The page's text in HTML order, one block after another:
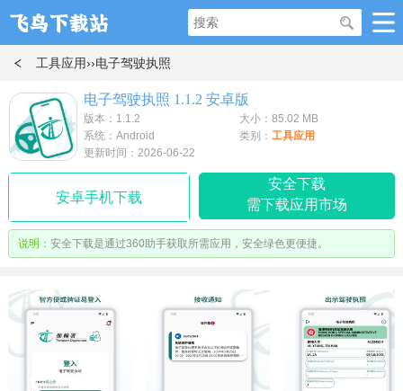
工具应用››电子驾驶执照
电子驾驶执照 1.1.2 安卓版
版本：1.1.2
大小：85.02 MB
系统：Android
类别： 工具应用
更新时间：2026-06-22
安卓手机下载
安全下载
需下载应用市场
说明： 安全下载是通过360助手获取所需应用，安全绿色更便捷。